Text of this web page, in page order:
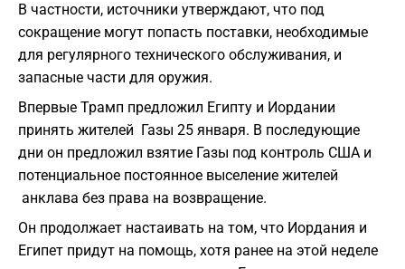
В частности, источники утверждают, что под
сокращение могут попасть поставки, необходимые
для регулярного технического обслуживания, и
запасные части для оружия.
Впервые Трамп предложил Египту и Иордании
принять жителей Газы 25 января. В последующие
дни он предложил взятие Газы под контроль США и
потенциальное постоянное выселение жителей
анклава без права на возвращение.
Он продолжает настаивать на том, что Иордания и
Египет придут на помощь, хотя ранее на этой неделе